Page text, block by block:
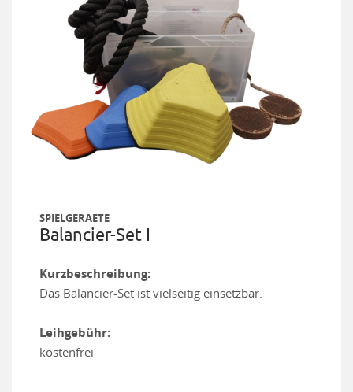
SPIELGERAETE
Balancier-Set I
Kurzbeschreibung:
Das Balancier-Set ist vielseitig einsetzbar.
Leihgebühr:
kostenfrei